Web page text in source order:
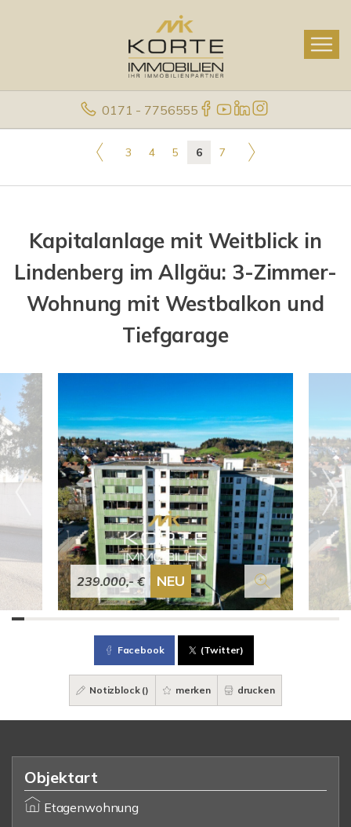
0171 - 7756555
3 4 5 6 7
Kapitalanlage mit Weitblick in
Lindenberg im Allgäu: 3-Zimmer-
Wohnung mit Westbalkon und
Tiefgarage
239.000,- € NEU
Facebook (Twitter)
Notizblock () merken drucken
Objektart
Etagenwohnung